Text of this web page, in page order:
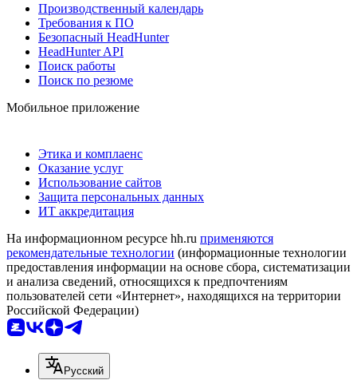
Производственный календарь
Требования к ПО
Безопасный HeadHunter
HeadHunter API
Поиск работы
Поиск по резюме
Мобильное приложение
Этика и комплаенс
Оказание услуг
Использование сайтов
Защита персональных данных
ИТ аккредитация
На информационном ресурсе hh.ru применяются
рекомендательные технологии (информационные технологии
предоставления информации на основе сбора, систематизации
и анализа сведений, относящихся к предпочтениям
пользователей сети «Интернет», находящихся на территории
Российской Федерации)
Русский